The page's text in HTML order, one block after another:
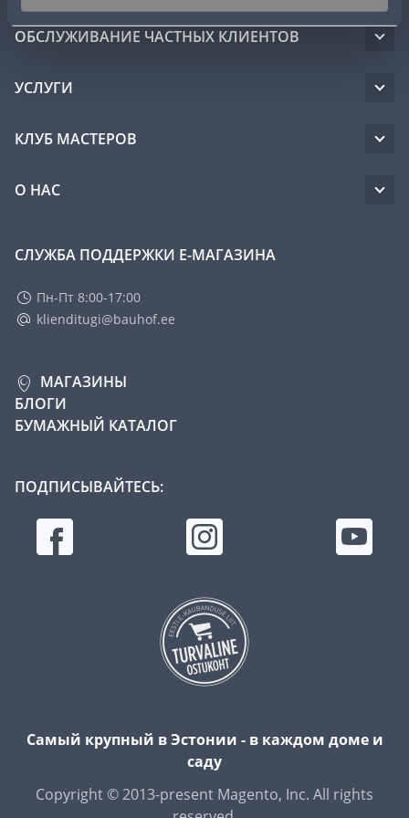
ОБСЛУЖИВАНИЕ ЧАСТНЫХ КЛИЕНТОВ
УСЛУГИ
КЛУБ МАСТЕРОВ
О НАС
СЛУЖБА ПОДДЕРЖКИ Е-МАГАЗИНА
Пн-Пт 8:00-17:00
klienditugi@bauhof.ee
МАГАЗИНЫ
БЛОГИ
БУМАЖНЫЙ КАТАЛОГ
ПОДПИСЫВАЙТЕСЬ:
Самый крупный в Эстонии - в каждом доме и
саду
Copyright © 2013-present Magento, Inc. All rights